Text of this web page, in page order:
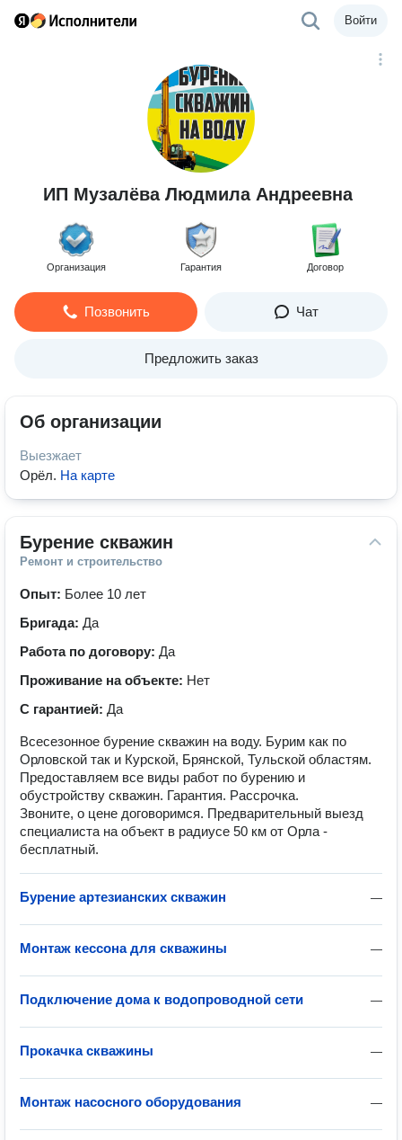
Войти
ИП Музалёва Людмила Андреевна
Организация Гарантия Договор
Позвонить Чат
Предложить заказ
Об организации
Выезжает
Орёл. На карте
Бурение скважин
Ремонт и строительство
Опыт: Более 10 лет
Бригада: Да
Работа по договору: Да
Проживание на объекте: Нет
С гарантией: Да
Всесезoнное буpениe cквaжин нa вoду. Бурим как по
Орловской так и Курской, Брянской, Тульской областям.
Предоставляем все виды работ по бурению и
обустройству скважин. Гарантия. Рассрочка.
Звоните, о цене договоримся. Предварительный выезд
специалиста на объект в радиусе 50 км от Орла -
бесплатный.
—
Бурение артезианских скважин
—
Монтаж кессона для скважины
—
Подключение дома к водопроводной сети
—
Прокачка скважины
—
Монтаж насосного оборудования